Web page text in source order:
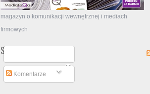
magazyn o komunikacji wewnętrznej i mediach
firmowych
SUBSKRYBUJ
Komentarze